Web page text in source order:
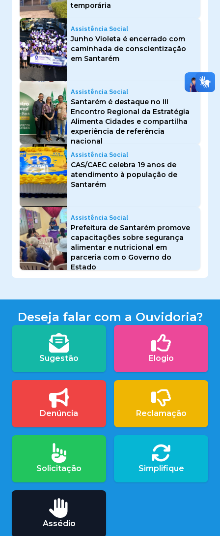
temporária
Assistência Social
Junho Violeta é encerrado com
caminhada de conscientização
em Santarém
Assistência Social
Santarém é destaque no III
Encontro Regional da Estratégia
Alimenta Cidades e compartilha
experiência de referência
nacional
Assistência Social
CAS/CAEC celebra 19 anos de
atendimento à população de
Santarém
Assistência Social
Prefeitura de Santarém promove
capacitações sobre segurança
alimentar e nutricional em
parceria com o Governo do
Estado
Deseja falar com a Ouvidoria?
Sugestão Elogio
Denúncia Reclamação
Solicitação Simplifique
Assédio